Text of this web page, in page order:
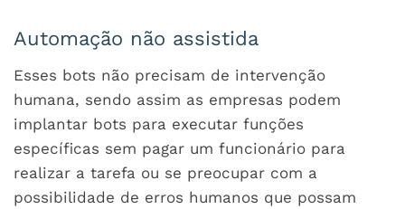
Automação não assistida
Esses bots não precisam de intervenção
humana, sendo assim as empresas podem
implantar bots para executar funções
específicas sem pagar um funcionário para
realizar a tarefa ou se preocupar com a
possibilidade de erros humanos que possam